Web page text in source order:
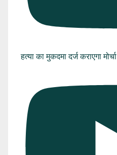
हत्या का मुकदमा दर्ज कराएगा मोर्चा